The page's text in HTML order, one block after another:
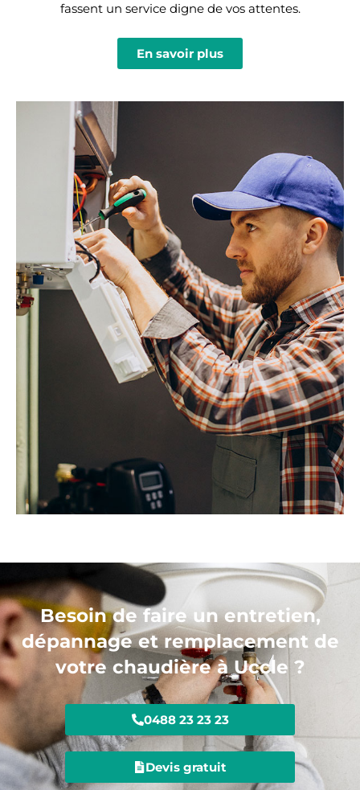
fassent un service digne de vos attentes.
En savoir plus
Besoin de faire un entretien,
dépannage et remplacement de
votre chaudière à Uccle ?
0488 23 23 23
Devis gratuit